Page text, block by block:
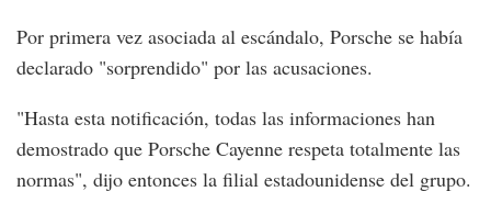
Por primera vez asociada al escándalo, Porsche se había
declarado "sorprendido" por las acusaciones.
"Hasta esta notificación, todas las informaciones han
demostrado que Porsche Cayenne respeta totalmente las
normas", dijo entonces la filial estadounidense del grupo.